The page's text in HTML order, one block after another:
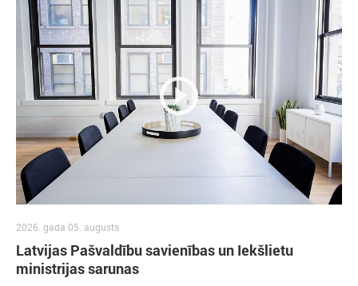
2026. gada 05. augusts
Latvijas Pašvaldību savienības un Iekšlietu
ministrijas sarunas